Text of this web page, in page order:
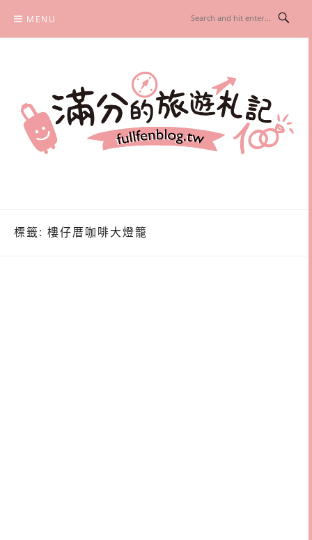
content
MENU
標籤: 樓仔厝咖啡大燈籠